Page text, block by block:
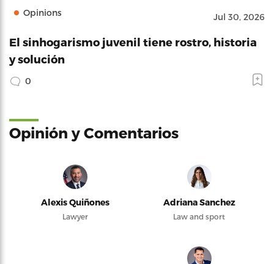
Opinions Jul 30, 2026
El sinhogarismo juvenil tiene rostro, historia
y solución
0
Opinión y Comentarios
Alexis Quiñones
Lawyer
Adriana Sanchez
Law and sport